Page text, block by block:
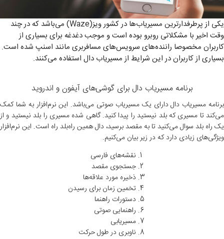
یکی از پرطرفدارترین مسیریاب‌ها در کشور ویز(Waze) می‌باشد که در چند
وقت اخیر با مشکلاتی روبرو بوده است و موجب دغدغه برای بسیاری از
کاربران مخصوصا راننده‌های سرویس‌های مسافربری مانند اسنپ شده است.
بسیاری از کاربران در این شرایط از مسیریاب دال استفاده می‌کنند.
برنامه مسیریاب دال برای گوشی‌های آیفون و اندروید
برنامه مسیریاب دال دارای یک مسیریاب صوتی می‌باشد. این نرم‌افزار به شما کمک
می‌کند تا مسیری که بلد نیستید را پیدا کنید. گاهی شده مسیری را بلد نیستید و از
یک راه بلد سوال می‌کنید تا به مقصد برسید، دال همین راه‌بلد راه است. این نرم‌افزار
ویژگی‌های زیادی دارد که در زیر بیان می‌کنیم.
نقشه‌های فارسی
جستجوی مقصد
ذخیره مورد علاقه‌ها
تخمین زمان برای رسیدن
دستورات راهنما
راهنمایی صوتی
مسیریابی
ناوبری در طول حرکت